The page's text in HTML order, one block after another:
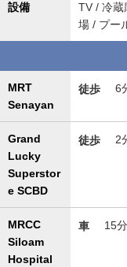
設備
TV / 冷蔵
場 / プー
MRT
Senayan
徒歩 6
Grand
Lucky
Superstor
e SCBD
徒歩 2
MRCC
Siloam
Hospital
車 15分